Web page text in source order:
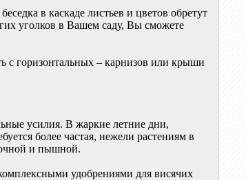
в каскаде листьев и цветов обретут
уголков в Вашем саду, Вы сможете
с горизонтальных – карнизов или крыши
усилия. В жаркие летние дни,
более частая, нежели растениям в
и пышной.
удобрениями для висячих